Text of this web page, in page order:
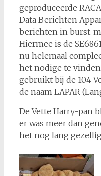
geproduceerde
Data Berichten
berichten in burst-
Hiermee is de
nu helemaal
het nodige te
gebruikt bij de 104
de naam LAPAR
De Vette Harry-pan
er was meer dan
het nog lang